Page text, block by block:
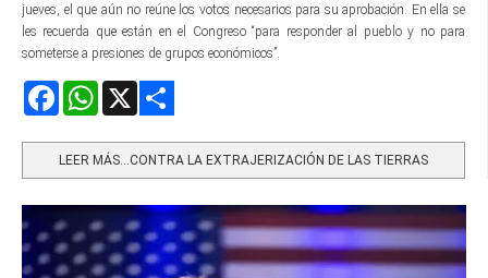
jueves, el que aún no reúne los votos necesarios para su aprobación. En ella se
les recuerda que están en el Congreso “para responder al pueblo y no para
someterse a presiones de grupos económicos”.
FacebookWhatsApp
LEER MÁS…CONTRA LA EXTRAJERIZACIÓN DE LAS TIERRAS